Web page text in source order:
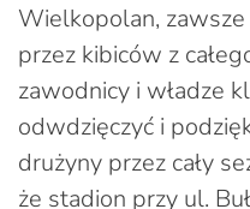
Wielkopolan, zawsze
przez kibiców z
zawodnicy i władze
odwdzięczyć i
drużyny przez cały
że stadion przy ul.